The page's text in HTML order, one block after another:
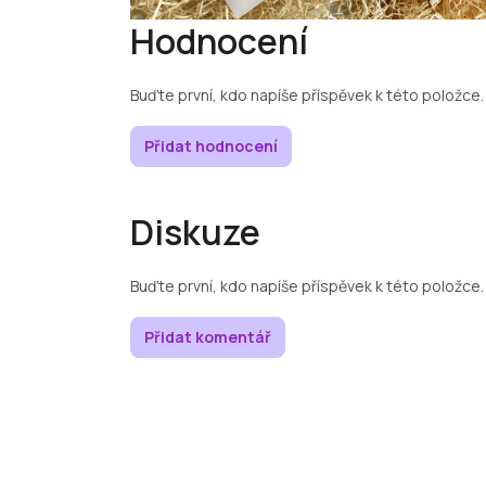
Hodnocení
Buďte první, kdo napíše příspěvek k této položce.
Přidat hodnocení
Diskuze
Buďte první, kdo napíše příspěvek k této položce.
Přidat komentář